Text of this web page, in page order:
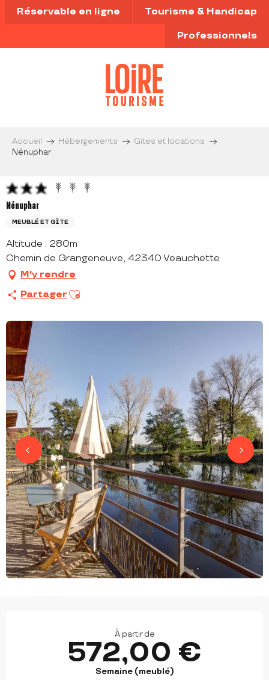
Aller
au
principal
Réservable en ligne Tourisme & Handicap
Professionnels
Accueil Hébergements
Gites et locations
Nénuphar
Nénuphar
MEUBLÉ ET GÎTE
Altitude : 280m
Chemin de Grangeneuve, 42340 Veauchette
M'y rendre
Partager Ajouter aux favoris
OUVERTURE ET COORDONNÉES
À partir de
572,00 €
Semaine (meublé)